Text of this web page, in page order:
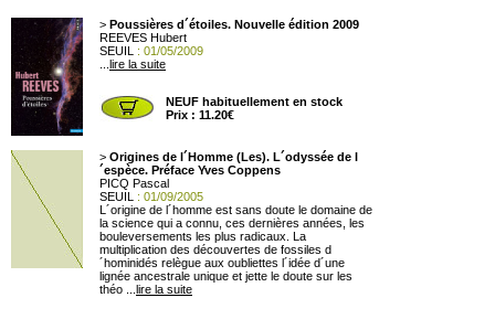
> Poussières d´étoiles. Nouvelle édition 2009
REEVES Hubert
SEUIL
: 01/05/2009
lire la suite
NEUF habituellement en stock
Prix : 11.20€
> Origines de l´Homme (Les). L´odyssée de l
´espèce. Préface Yves Coppens
PICQ Pascal
SEUIL
: 01/09/2005
L´origine de l´homme est sans doute le domaine de
la science qui a connu, ces dernières années, les
bouleversements les plus radicaux. La
multiplication des découvertes de fossiles d
´hominidés relègue aux oubliettes l´idée d´une
lignée ancestrale unique et jette le doute sur les
théo ... lire la suite